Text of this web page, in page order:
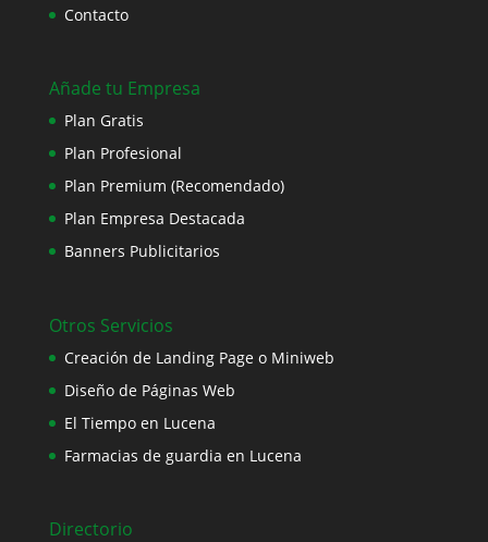
Contacto
Añade tu Empresa
Plan Gratis
Plan Profesional
Plan Premium (Recomendado)
Plan Empresa Destacada
Banners Publicitarios
Otros Servicios
Creación de Landing Page o Miniweb
Diseño de Páginas Web
El Tiempo en Lucena
Farmacias de guardia en Lucena
Directorio